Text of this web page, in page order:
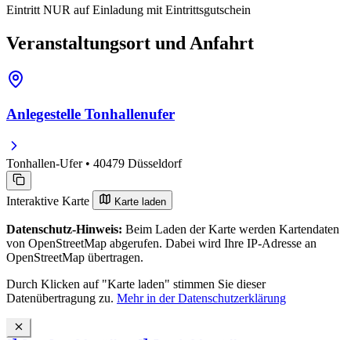
Eintritt NUR auf Einladung mit Eintrittsgutschein
Veranstaltungsort und Anfahrt
Anlegestelle Tonhallenufer
Tonhallen-Ufer • 40479 Düsseldorf
Interaktive Karte Karte laden
Datenschutz-Hinweis: Beim Laden der Karte werden Kartendaten
von OpenStreetMap abgerufen. Dabei wird Ihre IP-Adresse an
OpenStreetMap übertragen.
Durch Klicken auf "Karte laden" stimmen Sie dieser
Datenübertragung zu. Mehr in der Datenschutzerklärung